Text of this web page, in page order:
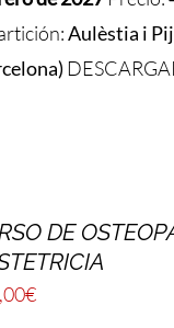
Aulèstia i
DE
€